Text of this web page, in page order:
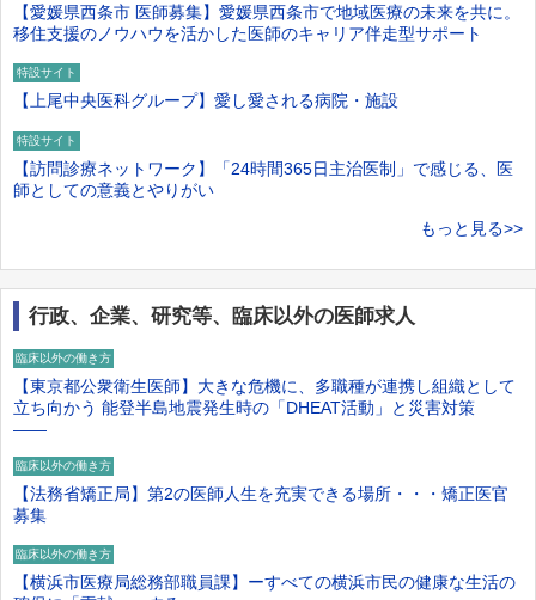
【愛媛県西条市 医師募集】愛媛県西条市で地域医療の未来を共に。
移住支援のノウハウを活かした医師のキャリア伴走型サポート
特設サイト
【上尾中央医科グループ】愛し愛される病院・施設
特設サイト
【訪問診療ネットワーク】「24時間365日主治医制」で感じる、医
師としての意義とやりがい
もっと見る>>
行政、企業、研究等、臨床以外の医師求人
臨床以外の働き方
【東京都公衆衛生医師】大きな危機に、多職種が連携し組織として
立ち向かう 能登半島地震発生時の「DHEAT活動」と災害対策
――
臨床以外の働き方
【法務省矯正局】第2の医師人生を充実できる場所・・・矯正医官
募集
臨床以外の働き方
【横浜市医療局総務部職員課】ーすべての横浜市民の健康な生活の